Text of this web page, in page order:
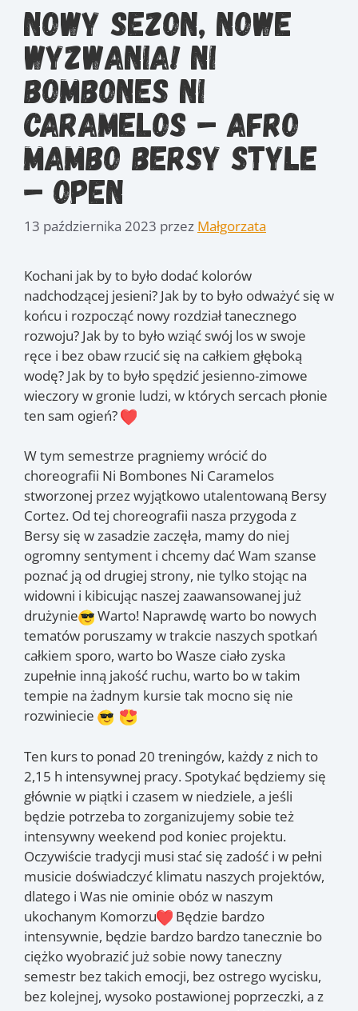
Nowy sezon, nowe
wyzwania! Ni
Bombones Ni
Caramelos – Afro
Mambo Bersy Style
– Open
13 października 2023 przez Małgorzata
Kochani jak by to było dodać kolorów
nadchodzącej jesieni? Jak by to było odważyć się w
końcu i rozpocząć nowy rozdział tanecznego
rozwoju? Jak by to było wziąć swój los w swoje
ręce i bez obaw rzucić się na całkiem głęboką
wodę? Jak by to było spędzić jesienno-zimowe
wieczory w gronie ludzi, w których sercach płonie
ten sam ogień?
W tym semestrze pragniemy wrócić do
choreografii Ni Bombones Ni Caramelos
stworzonej przez wyjątkowo utalentowaną Bersy
Cortez. Od tej choreografii nasza przygoda z
Bersy się w zasadzie zaczęła, mamy do niej
ogromny sentyment i chcemy dać Wam szanse
poznać ją od drugiej strony, nie tylko stojąc na
widowni i kibicując naszej zaawansowanej już
drużynie
Warto! Naprawdę warto bo nowych
tematów poruszamy w trakcie naszych spotkań
całkiem sporo, warto bo Wasze ciało zyska
zupełnie inną jakość ruchu, warto bo w takim
tempie na żadnym kursie tak mocno się nie
rozwiniecie
Ten kurs to ponad 20 treningów, każdy z nich to
2,15 h intensywnej pracy. Spotykać będziemy się
głównie w piątki i czasem w niedziele, a jeśli
będzie potrzeba to zorganizujemy sobie też
intensywny weekend pod koniec projektu.
Oczywiście tradycji musi stać się zadość i w pełni
musicie doświadczyć klimatu naszych projektów,
dlatego i Was nie ominie obóz w naszym
ukochanym Komorzu
Będzie bardzo
intensywnie, będzie bardzo bardzo tanecznie bo
ciężko wyobrazić już sobie nowy taneczny
semestr bez takich emocji, bez ostrego wycisku,
bez kolejnej, wysoko postawionej poprzeczki, a z